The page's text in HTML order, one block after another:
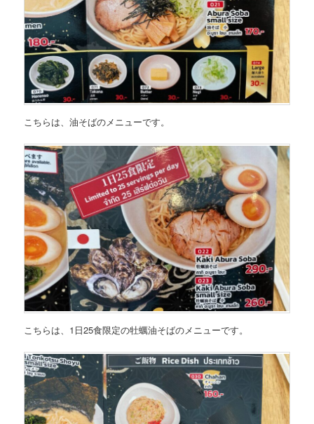
こちらは、油そばのメニューです。
こちらは、 1日25食限定の牡蠣油そばのメニューです。